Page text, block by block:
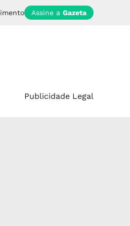
Assine a Gazeta
Publicidade Legal